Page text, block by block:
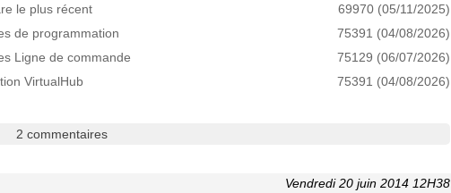
le plus récent
69970 (05/11/2025)
de programmation
75391 (04/08/2026)
Ligne de commande
75129 (06/07/2026)
VirtualHub
75391 (04/08/2026)
2 commentaires
Vendredi 20 juin 2014 12H38